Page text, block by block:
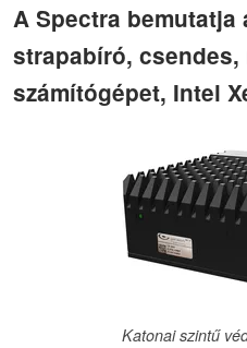
A Spectra bemutatja
strapabíró,
számítógépet, Intel
Katonai szintű